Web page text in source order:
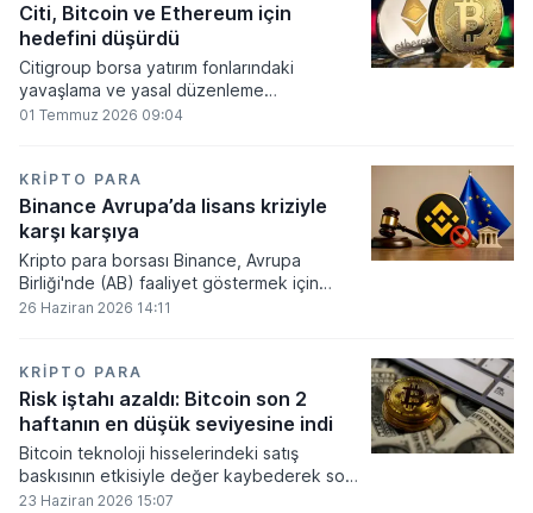
Citi, Bitcoin ve Ethereum için
hedefini düşürdü
Citigroup borsa yatırım fonlarındaki
yavaşlama ve yasal düzenleme
beklentilerinin zayıflaması üzerine kripto
01 Temmuz 2026 09:04
KRIPTO PARA
Binance Avrupa’da lisans kriziyle
karşı karşıya
Kripto para borsası Binance, Avrupa
Birliği'nde (AB) faaliyet göstermek için
gerekli düzenleyici onayları alamadı.
26 Haziran 2026 14:11
KRIPTO PARA
Risk iştahı azaldı: Bitcoin son 2
haftanın en düşük seviyesine indi
Bitcoin teknoloji hisselerindeki satış
baskısının etkisiyle değer kaybederek son
iki haftanın en düşük seviyesini gördü.
23 Haziran 2026 15:07